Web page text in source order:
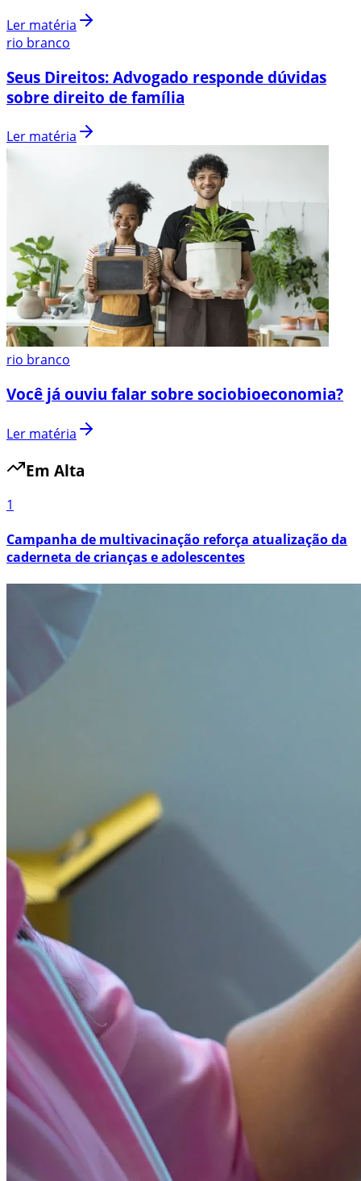
Ler matéria
rio branco
Seus Direitos: Advogado responde dúvidas
sobre direito de família
Ler matéria
rio branco
Você já ouviu falar sobre sociobioeconomia?
Ler matéria
Em Alta
1
Campanha de multivacinação reforça atualização da
caderneta de crianças e adolescentes